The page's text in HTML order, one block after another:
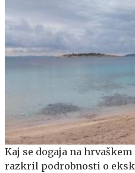
Kaj se dogaja na hrvaškem
razkril podrobnosti o